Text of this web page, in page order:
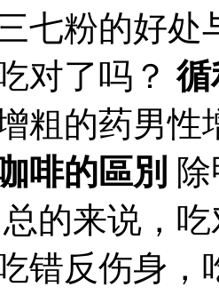
七粉的好
对了吗？循
粗的药男性
啡的區別
总的来说，
错反伤身，